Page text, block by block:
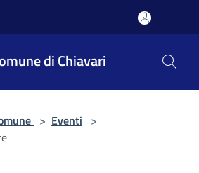
di Chiavari
> Eventi >